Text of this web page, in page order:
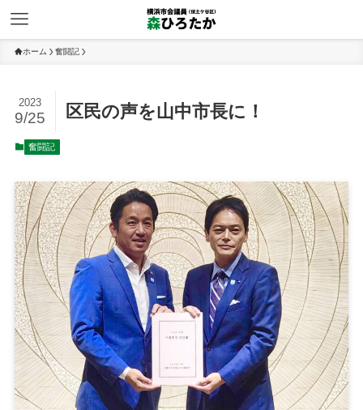
ホーム 奮闘記
区民の声を山中市長に！
2023
9/25
奮闘記